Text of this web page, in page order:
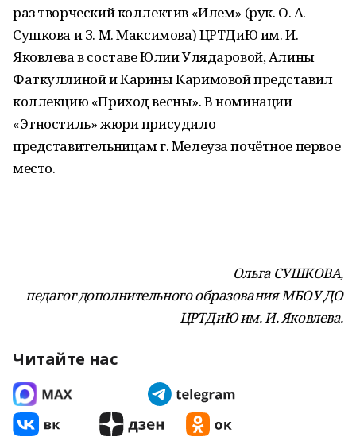
раз творческий коллектив «Илем» (рук. О. А.
Сушкова и З. М. Максимова) ЦРТДиЮ им. И.
Яковлева в составе Юлии Улядаровой, Алины
Фаткуллиной и Карины Каримовой представил
коллекцию «Приход весны». В номинации
«Этностиль» жюри присудило
представительницам г. Мелеуза почётное первое
место.
Ольга СУШКОВА,
педагог дополнительного образования МБОУ ДО
ЦРТДиЮ им. И. Яковлева.
Читайте нас